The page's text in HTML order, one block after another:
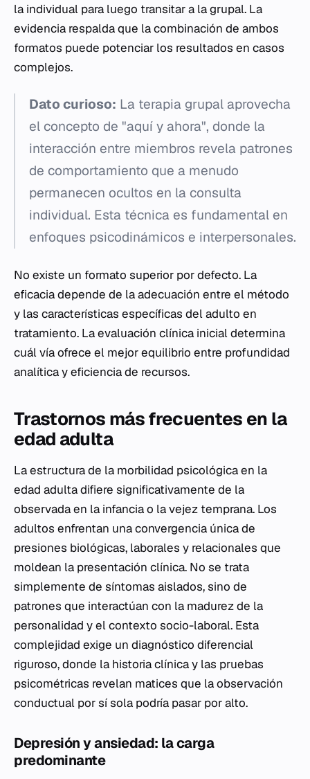
la individual para luego transitar a la grupal. La
evidencia respalda que la combinación de ambos
formatos puede potenciar los resultados en casos
complejos.
Dato curioso: La terapia grupal aprovecha
el concepto de "aquí y ahora", donde la
interacción entre miembros revela patrones
de comportamiento que a menudo
permanecen ocultos en la consulta
individual. Esta técnica es fundamental en
enfoques psicodinámicos e interpersonales.
No existe un formato superior por defecto. La
eficacia depende de la adecuación entre el método
y las características específicas del adulto en
tratamiento. La evaluación clínica inicial determina
cuál vía ofrece el mejor equilibrio entre profundidad
analítica y eficiencia de recursos.
Trastornos más frecuentes en la
edad adulta
La estructura de la morbilidad psicológica en la
edad adulta difiere significativamente de la
observada en la infancia o la vejez temprana. Los
adultos enfrentan una convergencia única de
presiones biológicas, laborales y relacionales que
moldean la presentación clínica. No se trata
simplemente de síntomas aislados, sino de
patrones que interactúan con la madurez de la
personalidad y el contexto socio-laboral. Esta
complejidad exige un diagnóstico diferencial
riguroso, donde la historia clínica y las pruebas
psicométricas revelan matices que la observación
conductual por sí sola podría pasar por alto.
Depresión y ansiedad: la carga
predominante